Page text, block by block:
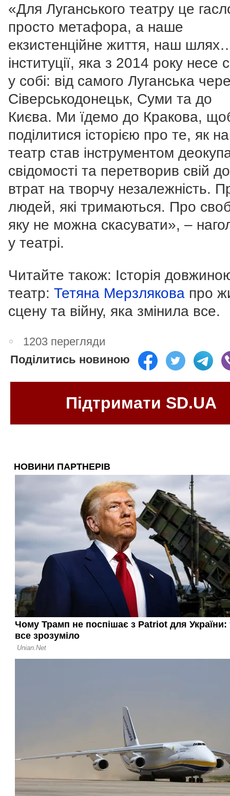
«Для Луганського театру це
просто метафора, а наше
екзистенційне життя, наш
інституції, яка з 2014 року несе
у собі: від самого Луганська
Сіверськодонецьк, Суми та до
Києва. Ми їдемо до Кракова,
поділитися історією про те, як
театр став інструментом
свідомості та перетворив свій
втрат на творчу незалежність.
людей, які тримаються. Про
яку не можна скасувати», –
у театрі.
Читайте також: Історія
театр: Тетяна Мерзлякова про
сцену та війну, яка змінила все.
1203 перегляди
Поділитись новиною
Підтримати SD.UA